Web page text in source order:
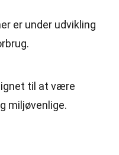
er under udvikling
til at være
miljøvenlige.